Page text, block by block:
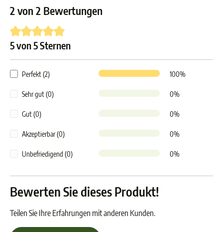
2 von 2 Bewertungen
Durchschnittliche Bewertung von 5 von 5 Sternen
5 von 5 Sternen
Perfekt (2) 100%
Sehr gut (0) 0%
Gut (0) 0%
Akzeptierbar (0) 0%
Unbefriedigend (0) 0%
Bewerten Sie dieses Produkt!
Teilen Sie Ihre Erfahrungen mit anderen Kunden.